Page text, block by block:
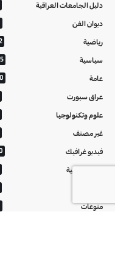
دليل الجامعات العراقية
ديوان الفن
رياضية
سياسية
عامة
عراق سبورت
علوم وتكنولوجيا
غير مصنف
فيديو غرافيك
معالم عراقية
منوعات